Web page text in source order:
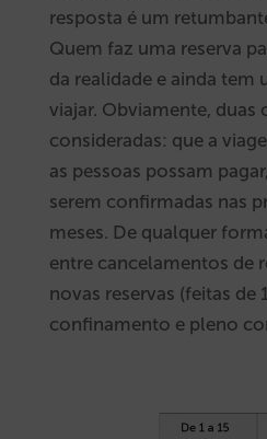
resposta é um
Quem faz uma reserva
da realidade e ainda tem
viajar. Obviamente, duas
consideradas: que a
as pessoas possam
serem confirmadas nas
meses. De qualquer
entre cancelamentos de
novas reservas (feitas de
confinamento e pleno